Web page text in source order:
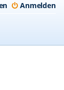
Anmelden